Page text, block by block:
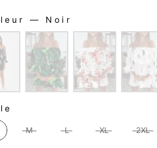
—
Noir
M L XL 2XL